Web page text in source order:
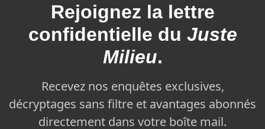
Rejoignez la lettre
confidentielle du Juste
Milieu.
Recevez nos enquêtes exclusives,
décryptages sans filtre et avantages abonnés
directement dans votre boîte mail.